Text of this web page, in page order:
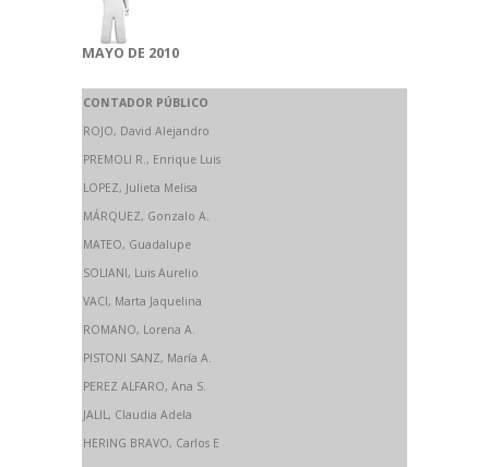
MAYO DE 2010
CONTADOR PÚBLICO
ROJO, David Alejandro
PREMOLI R., Enrique Luis
LOPEZ, Julieta Melisa
MÁRQUEZ, Gonzalo A.
MATEO, Guadalupe
SOLIANI, Luis Aurelio
VACI, Marta Jaquelina
ROMANO, Lorena A.
PISTONI SANZ, María A.
PEREZ ALFARO, Ana S.
JALIL, Claudia Adela
HERING BRAVO, Carlos E